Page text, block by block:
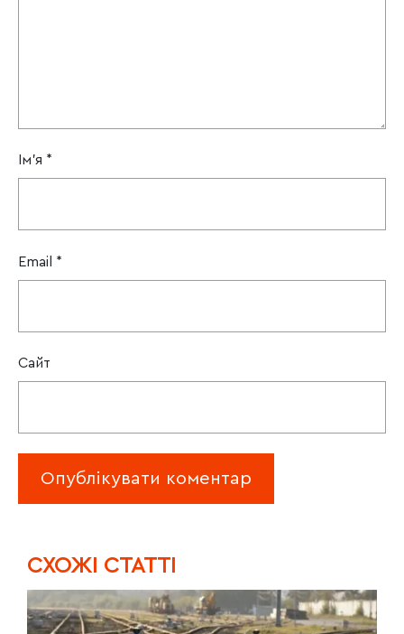
Ім'я *
Email *
Сайт
CХОЖІ СТАТТІ